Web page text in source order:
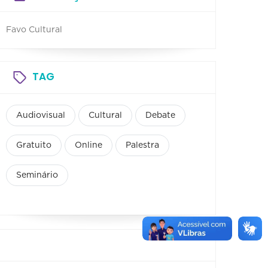
Favo Cultural
TAG
Audiovisual Cultural Debate
Gratuito Online Palestra
Seminário